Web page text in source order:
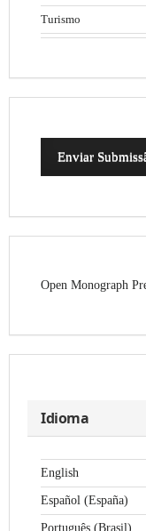
Turismo
Enviar
Open Monograph
Idioma
English
Español (España)
Português (Brasil)